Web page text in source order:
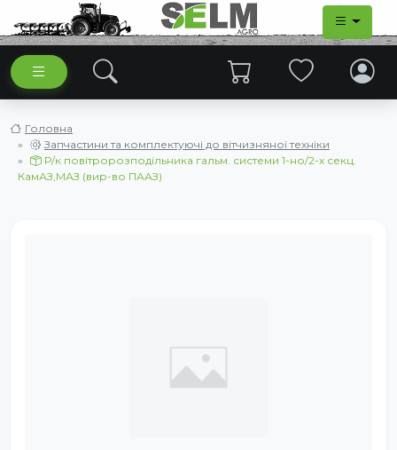
Головна
Запчастини та комплектуючі до вітчизняної техніки
Р/к повітророзподільника гальм. системи 1-но/2-х секц.
КамАЗ,МАЗ (вир-во ПААЗ)